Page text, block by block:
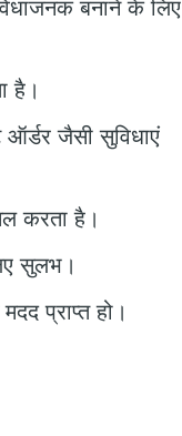
बनाने के लिए
है।
जैसी सुविधाएं
करता है।
सुलभ।
प्राप्त हो।